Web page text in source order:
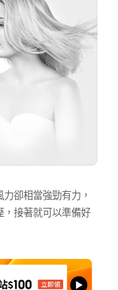
卻相當強勁有力，
，接著就可以準備好